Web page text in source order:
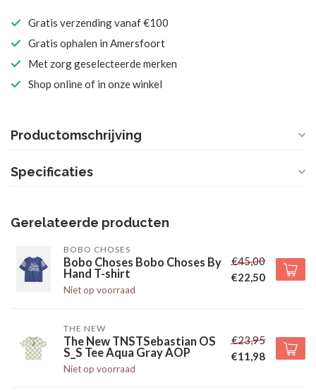
Gratis verzending vanaf €100
Gratis ophalen in Amersfoort
Met zorg geselecteerde merken
Shop online of in onze winkel
Productomschrijving
Specificaties
Gerelateerde producten
BOBO CHOSES
Bobo Choses Bobo Choses By
Hand T-shirt
Niet op voorraad
€45,00
€22,50
THE NEW
The New TNSTSebastian OS
S_S Tee Aqua Gray AOP
Niet op voorraad
€23,95
€11,98